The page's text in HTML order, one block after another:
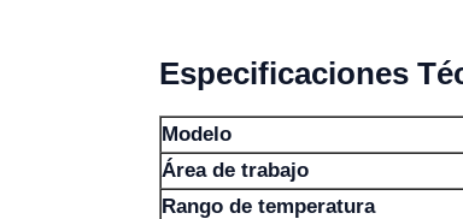
Especificaciones
Modelo
Área de trabajo
Rango de temperatura